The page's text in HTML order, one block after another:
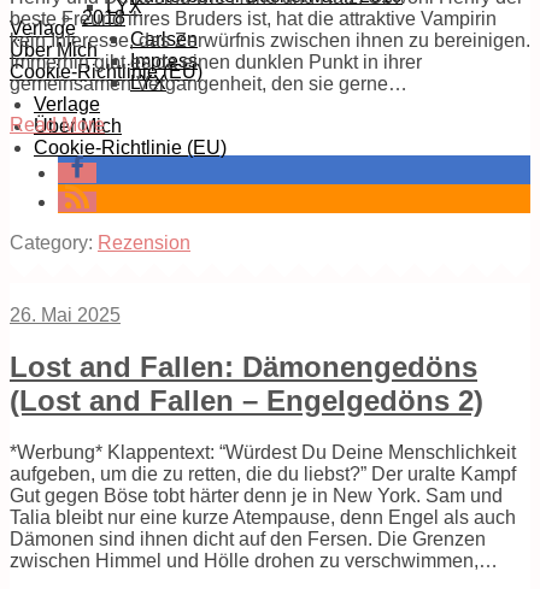
LYX
Verlage
Über Mich
Cookie-Richtlinie (EU)
2018
Carlsen
Impress
LYX
Verlage
Über Mich
Cookie-Richtlinie (EU)
beste Freund ihres Bruders ist, hat die attraktive Vampirin
kein Interesse, das Zerwürfnis zwischen ihnen zu bereinigen.
Immerhin gibt es da einen dunklen Punkt in ihrer
gemeinsamen Vergangenheit, den sie gerne…
Read More
Category: Rezension
26. Mai 2025
Lost and Fallen: Dämonengedöns
(Lost and Fallen – Engelgedöns 2)
*Werbung* Klappentext: “Würdest Du Deine Menschlichkeit
aufgeben, um die zu retten, die du liebst?” Der uralte Kampf
Gut gegen Böse tobt härter denn je in New York. Sam und
Talia bleibt nur eine kurze Atempause, denn Engel als auch
Dämonen sind ihnen dicht auf den Fersen. Die Grenzen
zwischen Himmel und Hölle drohen zu verschwimmen,…